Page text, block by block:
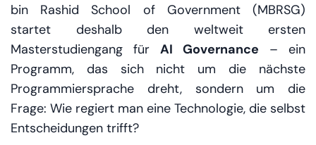
bin Rashid School of Government (MBRSG)
startet deshalb den weltweit ersten
Masterstudiengang für AI Governance – ein
Programm, das sich nicht um die nächste
Programmiersprache dreht, sondern um die
Frage: Wie regiert man eine Technologie, die selbst
Entscheidungen trifft?